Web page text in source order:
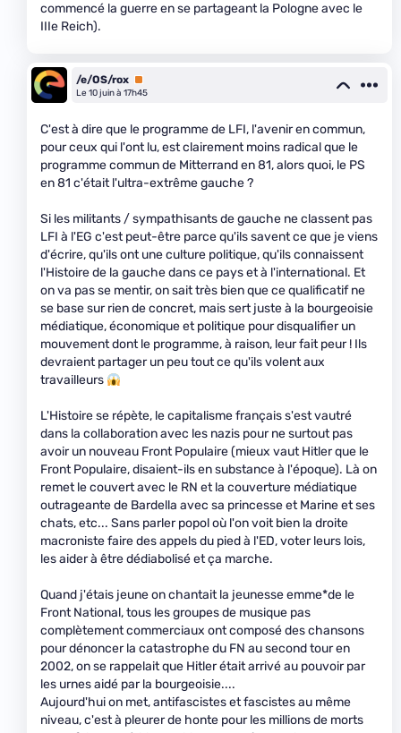
commencé la guerre en se partageant la Pologne avec le
IIIe Reich).
/e/OS/rox Premium
Le 10 juin à 17h45
C'est à dire que le programme de LFI, l'avenir en commun,
pour ceux qui l'ont lu, est clairement moins radical que le
programme commun de Mitterrand en 81, alors quoi, le PS
en 81 c'était l'ultra-extrême gauche ?
Si les militants / sympathisants de gauche ne classent pas
LFI à l'EG c'est peut-être parce qu'ils savent ce que je viens
d'écrire, qu'ils ont une culture politique, qu'ils connaissent
l'Histoire de la gauche dans ce pays et à l'international. Et
on va pas se mentir, on sait très bien que ce qualificatif ne
se base sur rien de concret, mais sert juste à la bourgeoisie
médiatique, économique et politique pour disqualifier un
mouvement dont le programme, à raison, leur fait peur ! Ils
devraient partager un peu tout ce qu'ils volent aux
travailleurs
L'Histoire se répète, le capitalisme français s'est vautré
dans la collaboration avec les nazis pour ne surtout pas
avoir un nouveau Front Populaire (mieux vaut Hitler que le
Front Populaire, disaient-ils en substance à l'époque). Là on
remet le couvert avec le RN et la couverture médiatique
outrageante de Bardella avec sa princesse et Marine et ses
chats, etc... Sans parler popol où l'on voit bien la droite
macroniste faire des appels du pied à l'ED, voter leurs lois,
les aider à être dédiabolisé et ça marche.
Quand j'étais jeune on chantait la jeunesse emme*de le
Front National, tous les groupes de musique pas
complètement commerciaux ont composé des chansons
pour dénoncer la catastrophe du FN au second tour en
2002, on se rappelait que Hitler était arrivé au pouvoir par
les urnes aidé par la bourgeoisie....
Aujourd'hui on met, antifascistes et fascistes au même
niveau, c'est à pleurer de honte pour les millions de morts